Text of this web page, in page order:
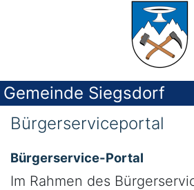
Gemeinde Siegsdorf
Bürgerserviceportal
Bürgerservice-Portal
Im Rahmen des